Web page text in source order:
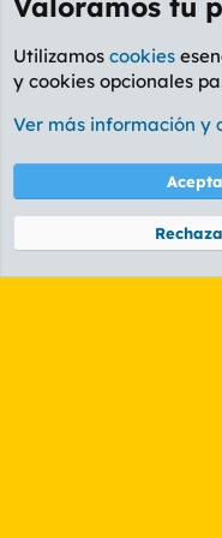
Foro General
Cookies
PL
Términos y
Community platform by
Utilizamos cookies
y cookies opcionales
Ver más información y